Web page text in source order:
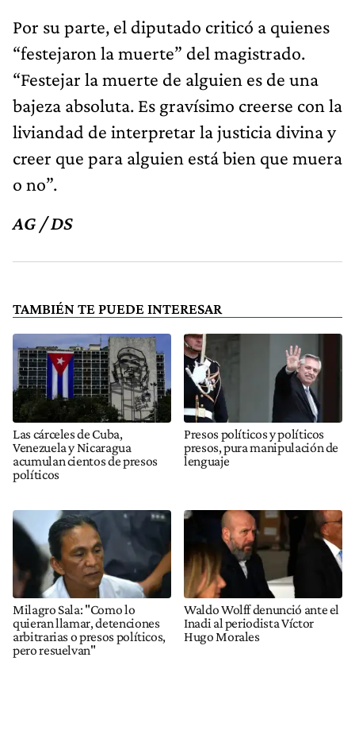
Por su parte, el diputado criticó a quienes
“festejaron la muerte” del magistrado.
“Festejar la muerte de alguien es de una
bajeza absoluta. Es gravísimo creerse con la
liviandad de interpretar la justicia divina y
creer que para alguien está bien que muera
o no”.
AG / DS
TAMBIÉN TE PUEDE INTERESAR
Las cárceles de Cuba,
Venezuela y Nicaragua
acumulan cientos de presos
políticos
Presos políticos y políticos
presos, pura manipulación de
lenguaje
Milagro Sala: "Como lo
quieran llamar, detenciones
arbitrarias o presos políticos,
pero resuelvan"
Waldo Wolff denunció ante el
Inadi al periodista Víctor
Hugo Morales